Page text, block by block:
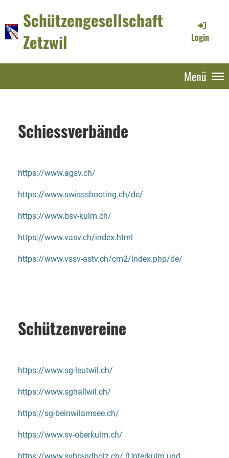
Schützengesellschaft
Zetzwil
Login
Menü
Schiessverbände
https://www.agsv.ch/
https://www.swissshooting.ch/de/
https://www.bsv-kulm.ch/
https://www.vasv.ch/index.html
https://www.vssv-astv.ch/cm2/index.php/de/
Schützenvereine
https://www.sg-leutwil.ch/
https://www.sghallwil.ch/
https://sg-beinwilamsee.ch/
https://www.sv-oberkulm.ch/